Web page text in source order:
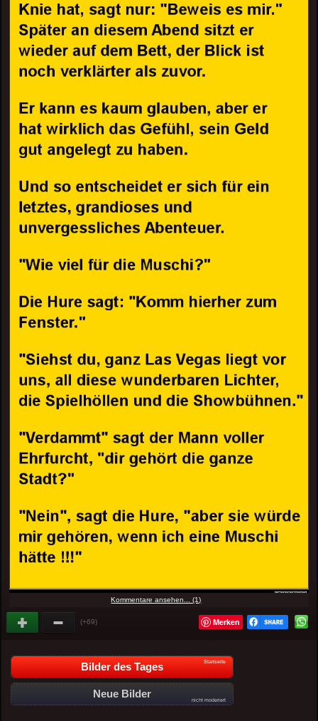
Kommentare ansehen... (1)
(+69) Merken
Bilder des Tages Startseite
Neue Bilder
nicht moderiert